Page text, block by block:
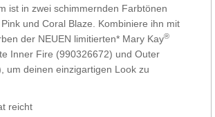
ist in zwei schimmernden Farbtönen
und Coral Blaze. Kombiniere ihn mit
der NEUEN limitierten* Mary Kay®
Inner Fire (990326672) und Outer
um deinen einzigartigen Look zu
reicht